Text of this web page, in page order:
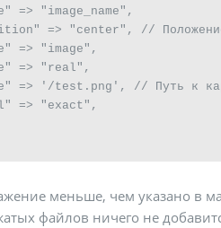
=> "image_name",
=> "center", //
=> "image",
=> "real",
=> '/test.png', // Путь к
=> "exact",
меньше, чем указано в
файлов ничего не